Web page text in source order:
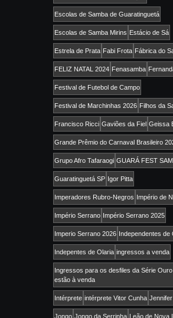
Escolas de Samba de Guaratinguetá
Escolas de Samba Mirins Estácio de Sá
Estrela de Prata Fabi Frota Fábrica do
FELIZ NATAL 2024 Fenasamba
Festival de Futebol de Campo
Festival de Marchinhas 2026 Filhos da
Francisco Ricci Gaviões da Fiel Geissa
Grande Prêmio do Carnaval Brasileiro
Grupo Afro Tafaraogi GUARÁ FEST
Guaratinguetá SP Igor Pitta
Imperadores Rubro-Negros Império de
Império Serrano Império Serrano 2025
Imperio Serrano 2026 Independentes de
Indepentes de Olaria ingressos a venda
Ingressos para os desfiles da Série
estão à venda
Intérprete intérprete Vitor Cunha
Jongo Jongo da Serrinha Leão de Nova